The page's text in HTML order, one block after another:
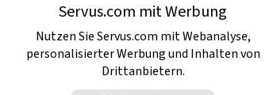
Servus.com mit Werbung
Nutzen Sie Servus.com mit Webanalyse,
personalisierter Werbung und Inhalten von
Drittanbietern.